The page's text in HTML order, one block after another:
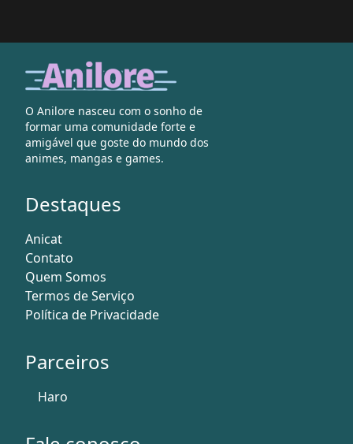
O Anilore nasceu com o sonho de
formar uma comunidade forte e
amigável que goste do mundo dos
animes, mangas e games.
Destaques
Anicat
Contato
Quem Somos
Termos de Serviço
Política de Privacidade
Parceiros
Haro